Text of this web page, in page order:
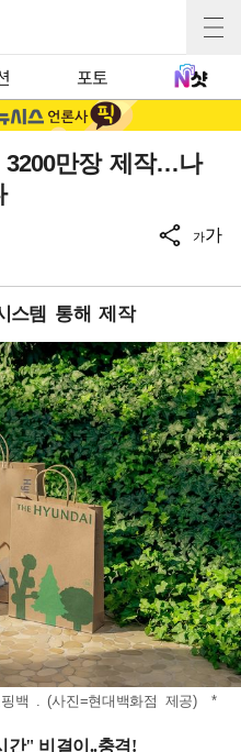
포토
3200만장 제작…나
가가
스템 통해 제작
백 . (사진=현대백화점 제공) *